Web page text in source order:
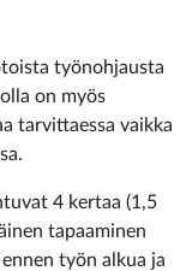
työnohjausta
on myös
tarvittaessa vaikka
4 kertaa (1,5
tapaaminen
työn alkua ja